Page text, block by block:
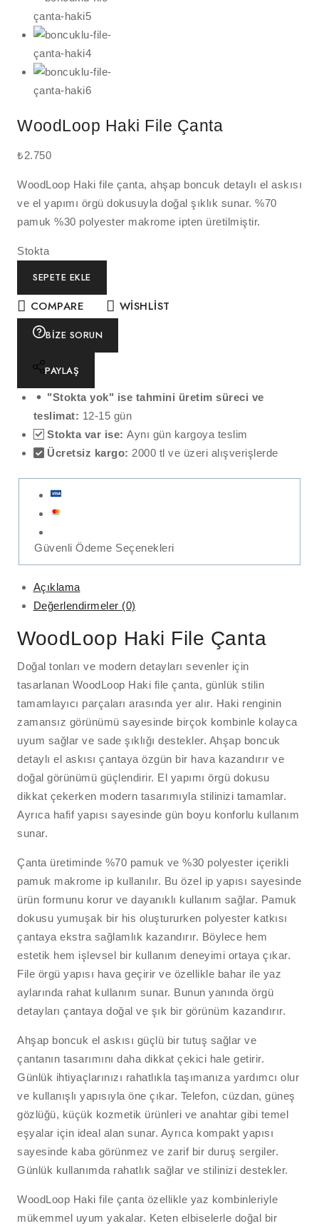
WoodLoop Haki File Çanta
₺2.750
WoodLoop Haki file çanta, ahşap boncuk detaylı el askısı
ve el yapımı örgü dokusuyla doğal şıklık sunar. %70
pamuk %30 polyester makrome ipten üretilmiştir.
Stokta
SEPETE EKLE
COMPARE WISHLIST
BIZE SORUN
PAYLAŞ
"Stokta yok" ise tahmini üretim süreci ve
teslimat: 12-15 gün
Stokta var ise: Aynı gün kargoya teslim
Ücretsiz kargo: 2000 tl ve üzeri alışverişlerde
Güvenli Ödeme Seçenekleri
Açıklama
Değerlendirmeler (0)
WoodLoop Haki File Çanta
Doğal tonları ve modern detayları sevenler için
tasarlanan WoodLoop Haki file çanta, günlük stilin
tamamlayıcı parçaları arasında yer alır. Haki renginin
zamansız görünümü sayesinde birçok kombinle kolayca
uyum sağlar ve sade şıklığı destekler. Ahşap boncuk
detaylı el askısı çantaya özgün bir hava kazandırır ve
doğal görünümü güçlendirir. El yapımı örgü dokusu
dikkat çekerken modern tasarımıyla stilinizi tamamlar.
Ayrıca hafif yapısı sayesinde gün boyu konforlu kullanım
sunar.
Çanta üretiminde %70 pamuk ve %30 polyester içerikli
pamuk makrome ip kullanılır. Bu özel ip yapısı sayesinde
ürün formunu korur ve dayanıklı kullanım sağlar. Pamuk
dokusu yumuşak bir his oluştururken polyester katkısı
çantaya ekstra sağlamlık kazandırır. Böylece hem
estetik hem işlevsel bir kullanım deneyimi ortaya çıkar.
File örgü yapısı hava geçirir ve özellikle bahar ile yaz
aylarında rahat kullanım sunar. Bunun yanında örgü
detayları çantaya doğal ve şık bir görünüm kazandırır.
Ahşap boncuk el askısı güçlü bir tutuş sağlar ve
çantanın tasarımını daha dikkat çekici hale getirir.
Günlük ihtiyaçlarınızı rahatlıkla taşımanıza yardımcı olur
ve kullanışlı yapısıyla öne çıkar. Telefon, cüzdan, güneş
gözlüğü, küçük kozmetik ürünleri ve anahtar gibi temel
eşyalar için ideal alan sunar. Ayrıca kompakt yapısı
sayesinde kaba görünmez ve zarif bir duruş sergiler.
Günlük kullanımda rahatlık sağlar ve stilinizi destekler.
WoodLoop Haki file çanta özellikle yaz kombinleriyle
mükemmel uyum yakalar. Keten elbiselerle doğal bir